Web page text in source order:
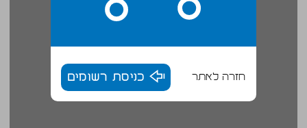
חזרה לאתר כניסת רשומים